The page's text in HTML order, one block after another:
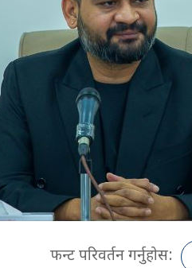
फन्ट परिवर्तन गर्नुहोस: